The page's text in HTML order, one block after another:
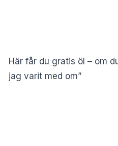
Här får du gratis öl – om
jag varit med om”